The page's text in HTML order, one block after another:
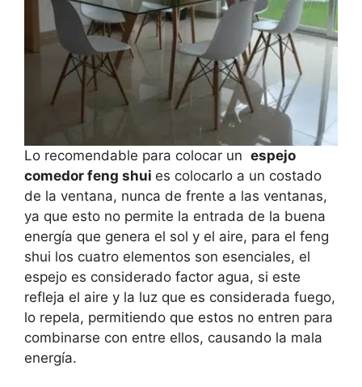
Lo recomendable para colocar un espejo
comedor feng shui es colocarlo a un costado
de la ventana, nunca de frente a las ventanas,
ya que esto no permite la entrada de la buena
energía que genera el sol y el aire, para el feng
shui los cuatro elementos son esenciales, el
espejo es considerado factor agua, si este
refleja el aire y la luz que es considerada fuego,
lo repela, permitiendo que estos no entren para
combinarse con entre ellos, causando la mala
energía.